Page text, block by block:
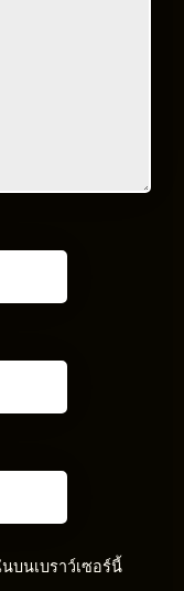
บนเบราว์เซอร์นี้